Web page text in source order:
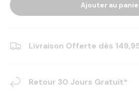
Ajouter au
Livraison Offerte dès
Retour 30 Jours Gratuit*